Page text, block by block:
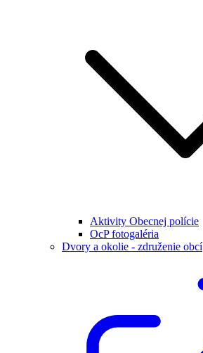
Aktivity Obecnej polície
OcP fotogaléria
Dvory a okolie - združenie obcí